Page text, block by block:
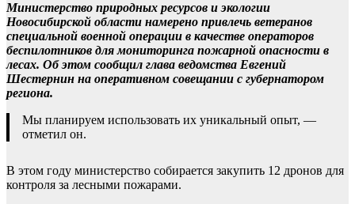
Министерство природных ресурсов и экологии
Новосибирской области намерено привлечь ветеранов
специальной военной операции в качестве операторов
беспилотников для мониторинга пожарной опасности в
лесах. Об этом сообщил глава ведомства Евгений
Шестернин на оперативном совещании с губернатором
региона.
Мы планируем использовать их уникальный опыт, —
отметил он.
В этом году министерство собирается закупить 12 дронов для
контроля за лесными пожарами.